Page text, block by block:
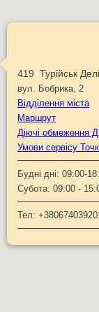
419 Турійськ
вул. Бобрика, 2
Відділення міста
Маршрут
Діючі обмеження
Умови сервісу
Будні дні: 09:00-
Субота: 09:00 -
Тел: